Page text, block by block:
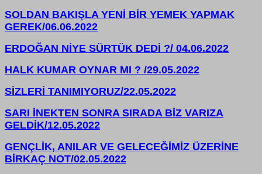
SOLDAN BAKIŞLA YENİ BİR YEMEK YAPMAK
GEREK/06.06.2022
ERDOĞAN NİYE SÜRTÜK DEDİ ?/ 04.06.2022
HALK KUMAR OYNAR MI ? /29.05.2022
SİZLERİ TANIMIYORUZ/22.05.2022
SARI İNEKTEN SONRA SIRADA BİZ VARIZA
GELDİK/12.05.2022
GENÇLİK, ANILAR VE GELECEĞİMİZ ÜZERİNE
BİRKAÇ NOT/02.05.2022